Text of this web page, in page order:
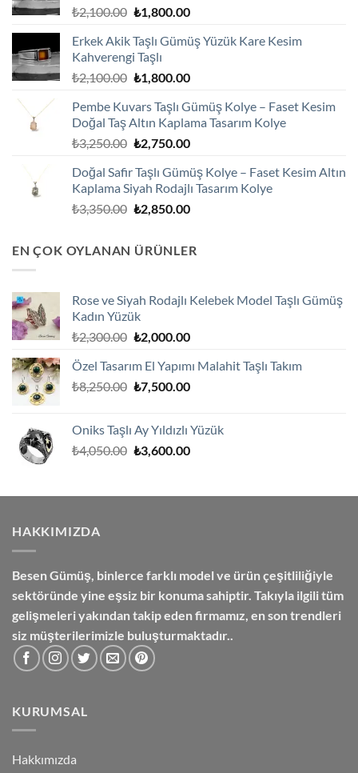
₺2,100.00 Orijinal
₺2,100.00.
₺1,800.00Şu
fiyat:
Erkek Akik Taşlı Gümüş Yüzük Kare Kesim
Kahverengi Taşlı
₺2,100.00 Orijinal
₺2,100.00.
₺1,800.00Şu
fiyat:
₺1,800.00.
Pembe Kuvars Taşlı Gümüş Kolye – Faset Kesim
Doğal Taş Altın Kaplama Tasarım Kolye
₺3,250.00 Orijinal
₺3,250.00.
₺2,750.00Şu
fiyat:
₺2,750.00.
Doğal Safir Taşlı Gümüş Kolye – Faset Kesim Altın
Kaplama Siyah Rodajlı Tasarım Kolye
₺3,350.00 Orijinal
₺3,350.00.
₺2,850.00Şu
₺2,850.00.
EN ÇOK OYLANAN ÜRÜNLER
Rose ve Siyah Rodajlı Kelebek Model Taşlı Gümüş
Kadın Yüzük
₺2,300.00 Orijinal
₺2,300.00.
₺2,000.00Şu
fiyat:
₺2,000.00.
Özel Tasarım El Yapımı Malahit Taşlı Takım
₺8,250.00 Orijinal
₺7,500.00Şu
₺7,500.00.
Oniks Taşlı Ay Yıldızlı Yüzük
₺4,050.00 Orijinal
₺3,600.00Şu
₺3,600.00.
HAKKIMIZDA
Besen Gümüş, binlerce farklı model ve ürün çeşitliliğiyle
sektöründe yine eşsiz bir konuma sahiptir. Takıyla ilgili tüm
gelişmeleri yakından takip eden firmamız, en son trendleri
siz müşterilerimizle buluşturmaktadır..
KURUMSAL
Hakkımızda